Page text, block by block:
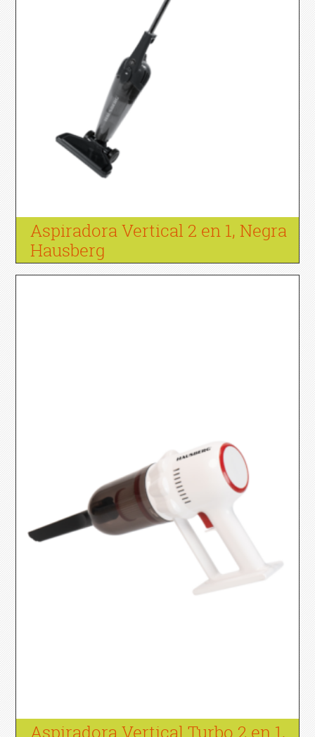
Aspiradora Vertical 2 en 1, Negra
Hausberg
Aspiradora Vertical Turbo 2 en 1,